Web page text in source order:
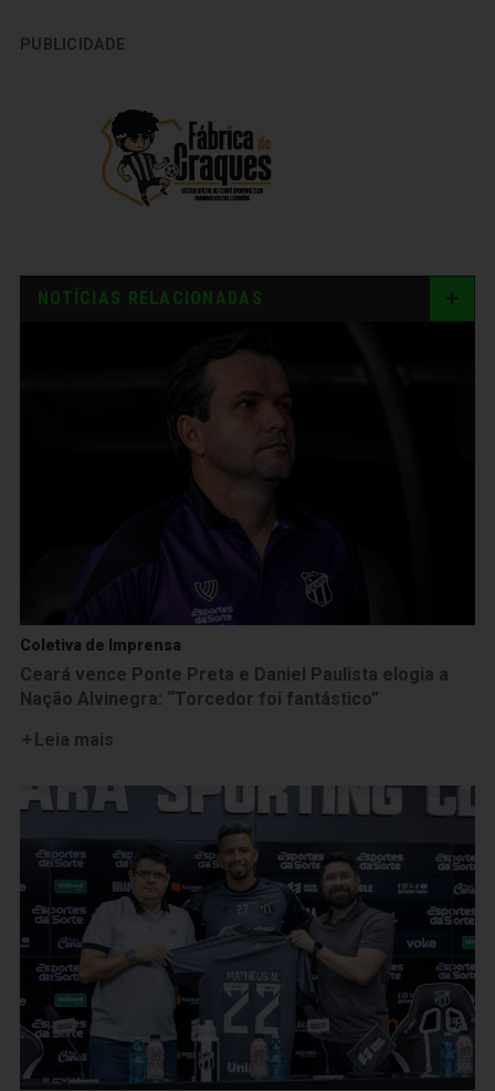
PUBLICIDADE
NOTÍCIAS RELACIONADAS
Coletiva de Imprensa
Ceará vence Ponte Preta e Daniel Paulista elogia a
Nação Alvinegra: “Torcedor foi fantástico”
Leia mais